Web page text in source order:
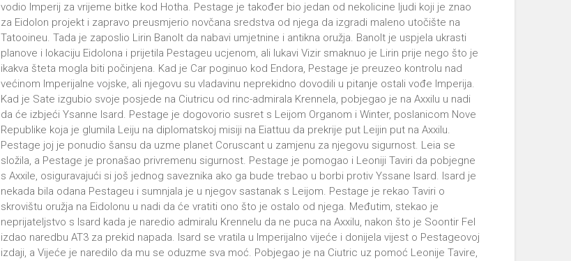
vodio Imperij za vrijeme bitke kod Hotha. Pestage je također bio jedan od nekolicine ljudi koji je znao
za Eidolon projekt i zapravo preusmjerio novčana sredstva od njega da izgradi maleno utočište na
Tatooineu. Tada je zaposlio Lirin Banolt da nabavi umjetnine i antikna oružja. Banolt je uspjela ukrasti
planove i lokaciju Eidolona i prijetila Pestageu ucjenom, ali lukavi Vizir smaknuo je Lirin prije nego što je
ikakva šteta mogla biti počinjena. Kad je Car poginuo kod Endora, Pestage je preuzeo kontrolu nad
većinom Imperijalne vojske, ali njegovu su vladavinu neprekidno dovodili u pitanje ostali vođe Imperija.
Kad je Sate izgubio svoje posjede na Ciutricu od rinc-admirala Krennela, pobjegao je na Axxilu u nadi
da će izbjeći Ysanne Isard. Pestage je dogovorio susret s Leijom Organom i Winter, poslanicom Nove
Republike koja je glumila Leiju na diplomatskoj misiji na Eiattuu da prekrije put Leijin put na Axxilu.
Pestage joj je ponudio šansu da uzme planet Coruscant u zamjenu za njegovu sigurnost. Leia se
složila, a Pestage je pronašao privremenu sigurnost. Pestage je pomogao i Leoniji Taviri da pobjegne
s Axxile, osiguravajući si još jednog saveznika ako ga bude trebao u borbi protiv Yssane Isard. Isard je
nekada bila odana Pestageu i sumnjala je u njegov sastanak s Leijom. Pestage je rekao Taviri o
skrovištu oružja na Eidolonu u nadi da će vratiti ono što je ostalo od njega. Međutim, stekao je
neprijateljstvo s Isard kada je naredio admiralu Krennelu da ne puca na Axxilu, nakon što je Soontir Fel
izdao naredbu AT3 za prekid napada. Isard se vratila u Imperijalno vijeće i donijela vijest o Pestageovoj
izdaji, a Vijeće je naredilo da mu se oduzme sva moć. Pobjegao je na Ciutric uz pomoć Leonije Tavire,